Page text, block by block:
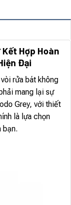
Kết Hợp Hoàn
Đại
rửa bát không
mang lại sự
Grey, với thiết
là lựa chọn
bạn.